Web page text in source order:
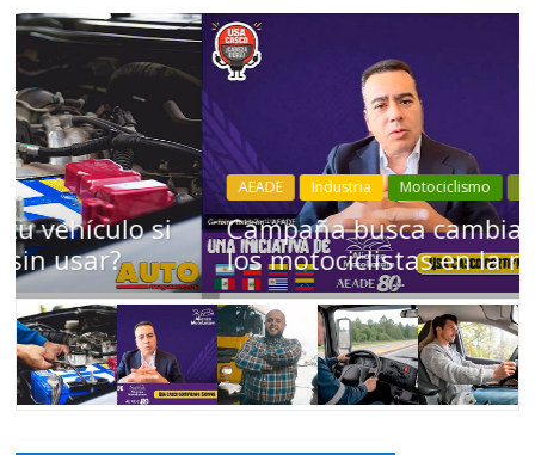
AEADE Industria Motociclismo Motos Movilidad
Campaña busca cambiar destino de
los motociclistas en la región